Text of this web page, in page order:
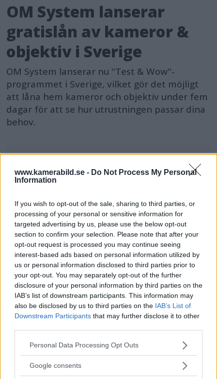
www.kamerabild.se - Do Not Process My Personal
Information
If you wish to opt-out of the sale, sharing to third parties, or
processing of your personal or sensitive information for
targeted advertising by us, please use the below opt-out
section to confirm your selection. Please note that after your
opt-out request is processed you may continue seeing
interest-based ads based on personal information utilized by
us or personal information disclosed to third parties prior to
your opt-out. You may separately opt-out of the further
disclosure of your personal information by third parties on the
IAB’s list of downstream participants. This information may
also be disclosed by us to third parties on the IAB’s List of
Downstream Participants that may further disclose it to other
Please note that this website/app uses one or more Google
not limited to your visit or usage behaviour. You may click to
Personal Data Processing Opt Outs
Google consents
OM System lanserar
gratislån av kameror &
objektiv i Sverige
OM System lanserar nu "Test & Wow"-
programmet i Sverige, vilket gör det möjligt
att låna hem kameror och objektiv under fem
dagar för att se hur utrustningen passar dina
behov.
DJI Osmo Pocket 4P
släppt – får 10-bitars D-
Log 2 & 3x optisk zoom
Sony lägger bud på
Tamron – kan vara värt
12 miljarder kronor
OM System lanserar
gratislån av kameror &
objektiv i Sverige